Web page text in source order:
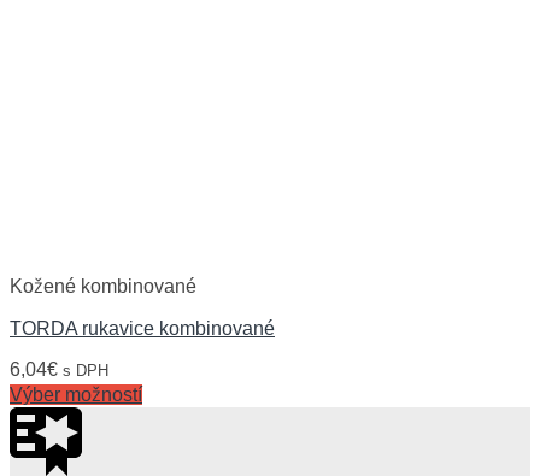
Kožené kombinované
TORDA rukavice kombinované
6,04€ s DPH
Výber možností